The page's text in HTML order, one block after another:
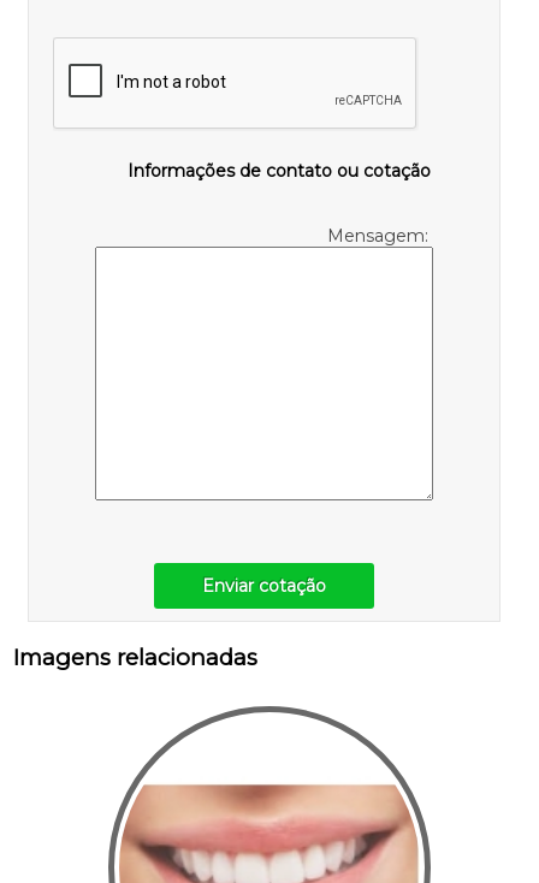
Informações de contato ou cotação
Mensagem:
Enviar cotação
Imagens relacionadas